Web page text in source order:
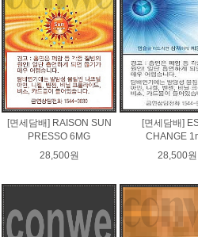
[면세담배] RAISON SUN
PRESSO 6MG
28,500원
[면세담배]
CHANGE
28,500원